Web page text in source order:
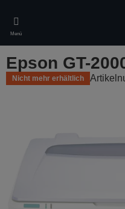
main
content
Menü
Epson GT-
Nicht mehr erhältlich